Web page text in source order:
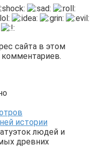
сайта в этом
истории
людей и
древних